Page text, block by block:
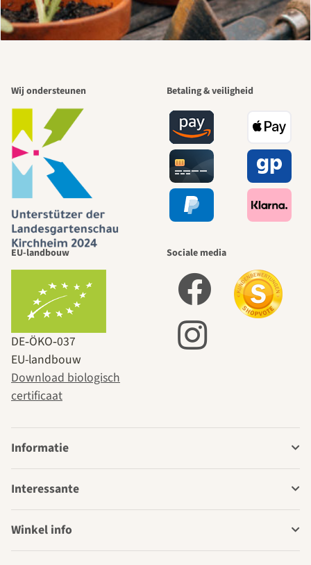
Wij ondersteunen Betaling & veiligheid
EU-landbouw
DE‑ÖKO‑037
EU-landbouw
Download biologisch
certificaat
Sociale media
Informatie
Interessante
Winkel info